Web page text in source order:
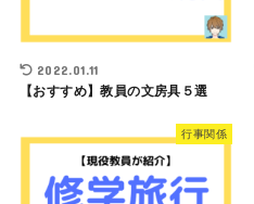
2022.01.11
【おすすめ】教員の文房具５選
行事関係